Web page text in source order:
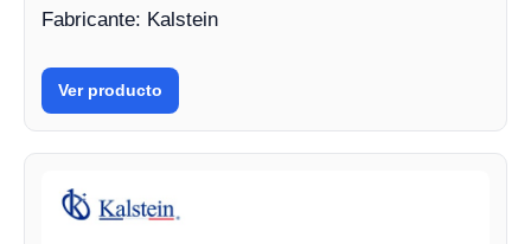
Fabricante: Kalstein
Ver producto